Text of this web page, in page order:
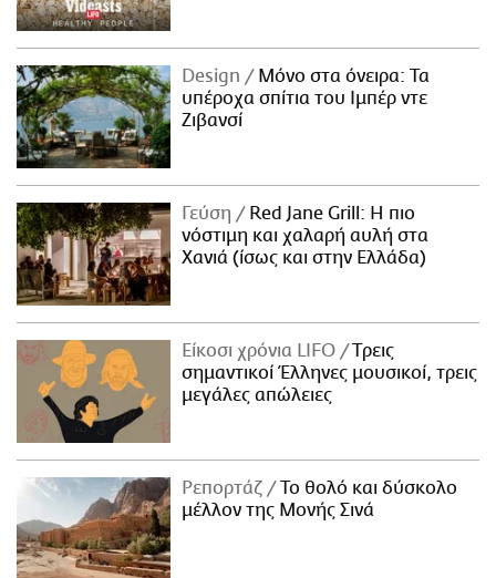
Design
Μόνο στα όνειρα: Τα
υπέροχα σπίτια του Ιμπέρ ντε
Ζιβανσί
Γεύση
Red Jane Grill: Η πιο
νόστιμη και χαλαρή αυλή στα
Χανιά (ίσως και στην Ελλάδα)
Είκοσι χρόνια LIFO
Tρεις
σημαντικοί Έλληνες μουσικοί, τρεις
μεγάλες απώλειες
Ρεπορτάζ
Το θολό και δύσκολο
μέλλον της Μονής Σινά